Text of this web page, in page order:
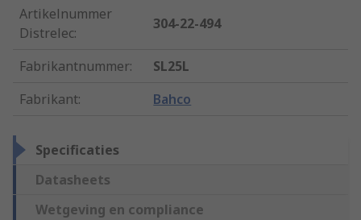
Artikelnummer
Distrelec:
304-22-494
Fabrikantnummer:
SL25L
Fabrikant: Bahco
Specificaties
Datasheets
Wetgeving en compliance